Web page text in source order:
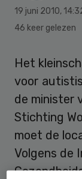
19 juni 2010,
46 keer gelezen
Het
voor
de minister
Stichting
moet de
Volgens de